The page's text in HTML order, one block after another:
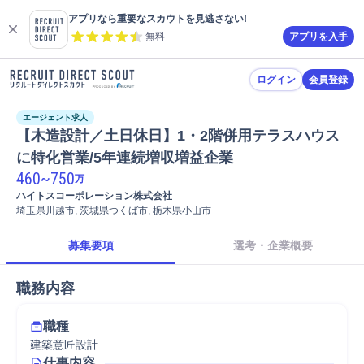
アプリなら重要なスカウトを見逃さない!
無料
アプリを入手
ログイン 会員登録
エージェント求人
【木造設計／土日休日】1・2階併用テラスハウス
に特化営業/5年連続増収増益企業
460~750万
ハイトスコーポレーション株式会社
埼玉県川越市, 茨城県つくば市, 栃木県小山市
募集要項 選考・企業概要
職務内容
職種
建築意匠設計